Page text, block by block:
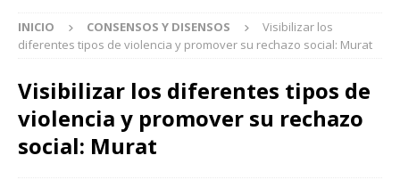
INICIO CONSENSOS Y DISENSOS
Visibilizar los
diferentes tipos de violencia y promover su rechazo social: Murat
Visibilizar los diferentes tipos de
violencia y promover su rechazo
social: Murat